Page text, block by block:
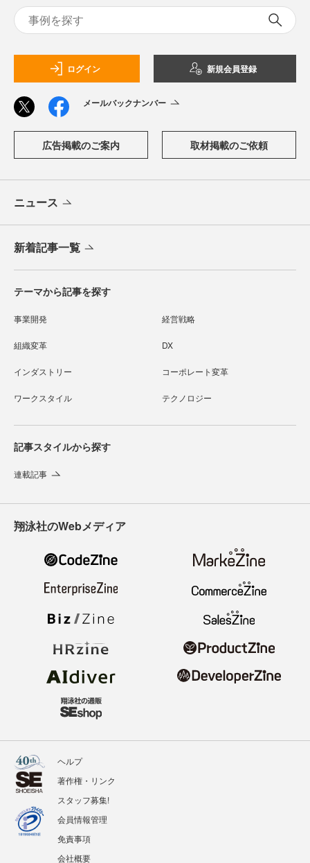
ログイン 新規会員登録
メールバックナンバー
広告掲載のご案内 取材掲載のご依頼
ニュース
新着記事一覧
テーマから記事を探す
事業開発 経営戦略
組織変革 DX
インダストリー コーポレート変革
ワークスタイル テクノロジー
記事スタイルから探す
連載記事
翔泳社のWebメディア
ヘルプ
著作権・リンク
スタッフ募集!
会員情報管理
免責事項
会社概要